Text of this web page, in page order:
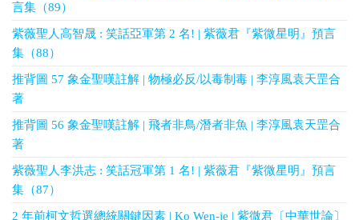
言集（89）
紫薇聖人高智晟 : 笑話亞軍第 2 名! | 紫薇君『紫微星明』預言
集（88）
推背圖 57 象金聖嘆註解 | 物極必反/以毒制毒 | 李淳風袁天罡合
著
推背圖 56 象金聖嘆註解 | 飛者非鳥/潛者非魚 | 李淳風袁天罡合
著
紫薇聖人李洪志 : 笑話冠軍第 1 名! | 紫薇君『紫微星明』預言
集（87）
2 年前柯文哲選總統關鍵因素 | Ko Wen-je | 紫微君〔中華世論〕